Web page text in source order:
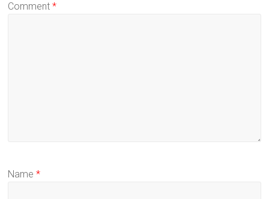
Comment*
Name*